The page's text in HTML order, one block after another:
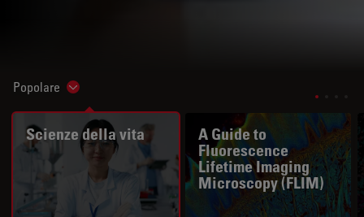
Popolare Show subnavigation
Scienze della vita
A Guide to
Fluorescence
Lifetime Imaging
Microscopy (FLIM)